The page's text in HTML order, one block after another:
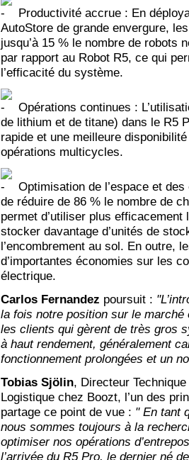
Productivité accrue : En
AutoStore de grande envergure,
jusqu’à 15 % le nombre de robots
par rapport au Robot R5, ce qui
l’efficacité du système.
Opérations continues :
de lithium et de titane) dans le R5
rapide et une meilleure
opérations multicycles.
Optimisation de l’espace et
de réduire de 86 % le nombre de
permet d’utiliser plus efficacement
stocker davantage d’unités de
l’encombrement au sol. En outre,
d’importantes économies sur les
électrique.
Carlos Fernandez poursuit :
la fois notre position sur le
les clients qui gèrent de très gros
à haut rendement, généralement
fonctionnement prolongées et un
Tobias Sjölin, Directeur
Logistique chez Boozt, l’un des
partage ce point de vue : " En tant
nous sommes toujours à la
optimiser nos opérations
l’arrivée du R5 Pro, le dernier né